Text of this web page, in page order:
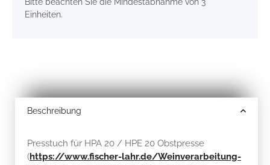
Einheiten.
Beschreibung
Presstuch für HPA 20 / HPE 20 Obstpresse
(https://www.fischer-lahr.de/Weinverarbeitung-